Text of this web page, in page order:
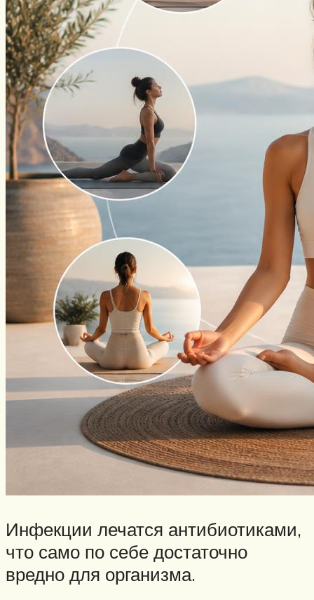
Инфекции лечатся антибиотиками,
что само по себе достаточно
вредно для организма.